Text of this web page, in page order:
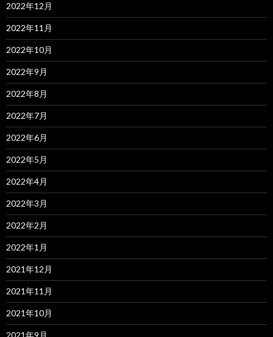
2022年12月
2022年11月
2022年10月
2022年9月
2022年8月
2022年7月
2022年6月
2022年5月
2022年4月
2022年3月
2022年2月
2022年1月
2021年12月
2021年11月
2021年10月
2021年9月